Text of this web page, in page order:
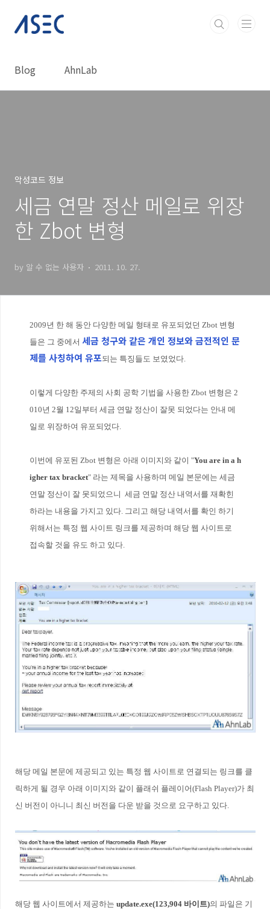
Blog AhnLab
악성코드 정보
세금 연말 정산 메일로 위장
한 Zbot 변형
by 알 수 없는 사용자 2011. 10. 27.
2009년 한 해 동안 다양한 메일 형태로 유포되었던 Zbot 변형
들은 그 중에서 세금 청구와 같은 개인 정보와 금전적인 문
제를 사칭하여 유포되는 특징들도 보였었다.
이렇게 다양한 주제의 사회 공학 기법을 사용한 Zbot 변형은 2
010년 2월 12일부터 세금 연말 정산이 잘못 되었다는 안내 메
일로 위장하여 유포되었다.
이번에 유포된 Zbot 변형은 아래 이미지와 같이 "You are in a h
igher tax bracket" 라는 제목을 사용하며 메일 본문에는 세금
연말 정산이 잘 못되었으니 세금 연말 정산 내역서를 재확힌
하라는 내용을 가지고 있다. 그리고 해당 내역서를 확인 하기
위해서는 특정 웹 사이트 링크를 제공하며 해당 웹 사이트로
접속할 것을 유도 하고 있다.
해당 메일 본문에 제공되고 있는 특정 웹 사이트로 연결되는 링크를 클
릭하게 될 경우 아래 이미지와 같이 플래쉬 플레이어(Flash Player)가 최
신 버전이 아니니 최신 버전을 다운 받을 것으로 요구하고 있다.
해당 웹 사이트에서 제공하는 update.exe(123,904 바이트)의 파일은 기